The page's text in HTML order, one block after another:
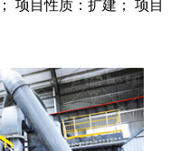
项目性质：扩建； 项目